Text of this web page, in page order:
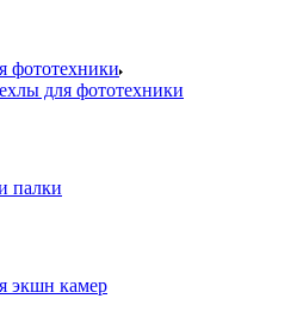
фототехники
для фототехники
палки
экшн камер